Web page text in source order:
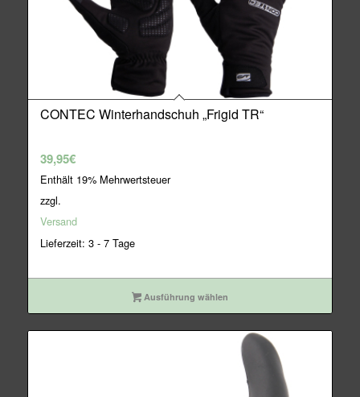
CONTEC Winterhandschuh „Frigid TR“
39,95€
Enthält 19% Mehrwertsteuer
zzgl.
Versand
Lieferzeit: 3 - 7 Tage
Ausführung wählen